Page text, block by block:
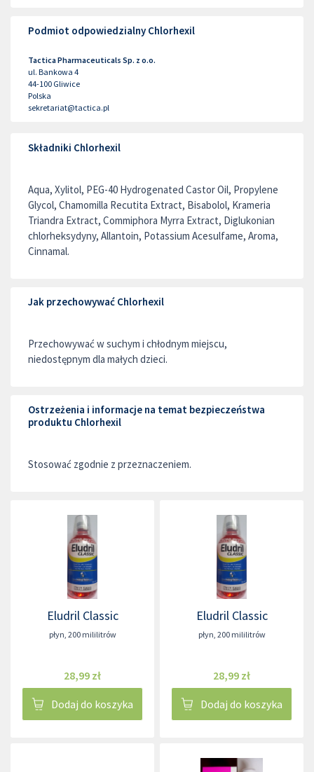
Podmiot odpowiedzialny Chlorhexil
Tactica Pharmaceuticals Sp. z o.o.
ul. Bankowa 4
44-100 Gliwice
Polska
sekretariat@tactica.pl
Składniki Chlorhexil
Aqua, Xylitol, PEG-40 Hydrogenated Castor Oil, Propylene
Glycol, Chamomilla Recutita Extract, Bisabolol, Krameria
Triandra Extract, Commiphora Myrra Extract, Diglukonian
chlorheksydyny, Allantoin, Potassium Acesulfame, Aroma,
Cinnamal.
Jak przechowywać Chlorhexil
Przechowywać w suchym i chłodnym miejscu,
niedostępnym dla małych dzieci.
Ostrzeżenia i informacje na temat bezpieczeństwa
produktu Chlorhexil
Stosować zgodnie z przeznaczeniem.
Eludril Classic
płyn, 200 mililitrów
28,99 zł
Dodaj do koszyka
Eludril Classic
płyn, 200 mililitrów
28,99 zł
Dodaj do koszyka